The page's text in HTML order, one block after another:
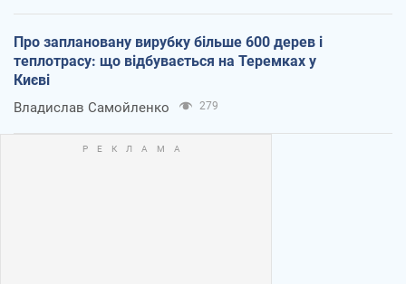
Про заплановану вирубку більше 600 дерев і
теплотрасу: що відбувається на Теремках у
Києві
Владислав Самойленко 279